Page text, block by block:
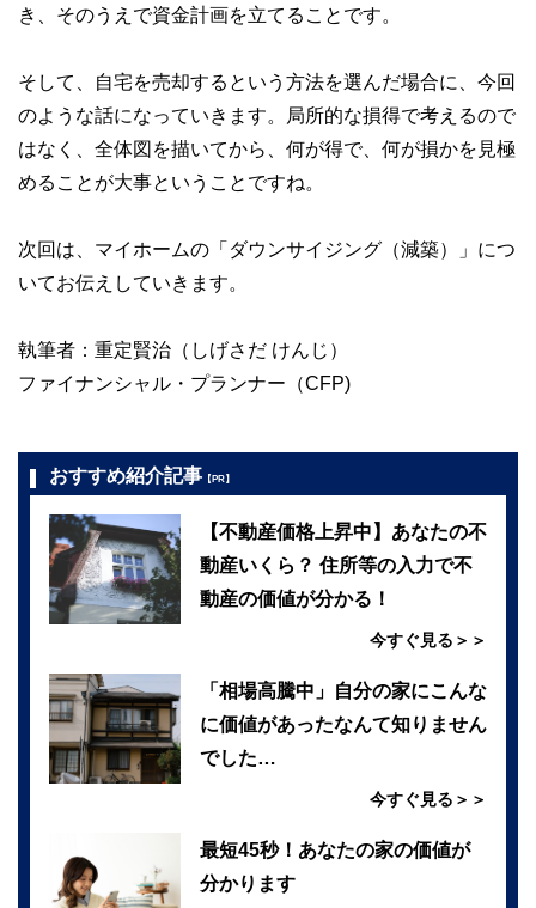
き、そのうえで資金計画を立てることです。
そして、自宅を売却するという方法を選んだ場合に、今回
のような話になっていきます。局所的な損得で考えるので
はなく、全体図を描いてから、何が得で、何が損かを見極
めることが大事ということですね。
次回は、マイホームの「ダウンサイジング（減築）」につ
いてお伝えしていきます。
執筆者：重定賢治（しげさだ けんじ）
ファイナンシャル・プランナー（CFP)
おすすめ紹介記事 【PR】
【不動産価格上昇中】あなたの不
動産いくら？ 住所等の入力で不
動産の価値が分かる！
今すぐ見る＞＞
「相場高騰中」自分の家にこんな
に価値があったなんて知りません
でした…
今すぐ見る＞＞
最短45秒！あなたの家の価値が
分かります